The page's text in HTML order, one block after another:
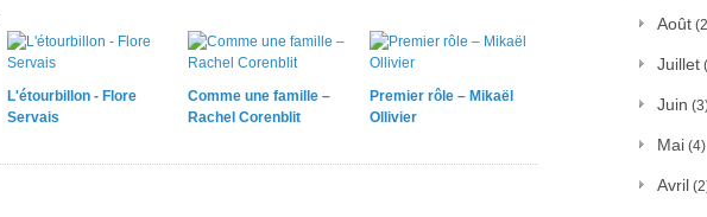
L'étourbillon - Flore
Servais
Comme une famille –
Rachel Corenblit
Premier rôle – Mikaël
Ollivier
Août
Juillet
Juin
Mai (4)
Avril